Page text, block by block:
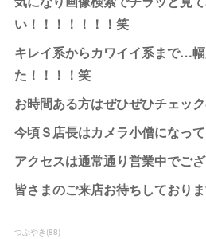
い！！！！！！！笑
キレイ系からカワイイ系まで…
た！！！！笑
お時間ある方はぜひぜひチェッ
今頃Ｓ店長はカメラ小僧になっ
アクセスは通常通り営業中でご
皆さまのご来店お待ちしており
つぶやき (88)